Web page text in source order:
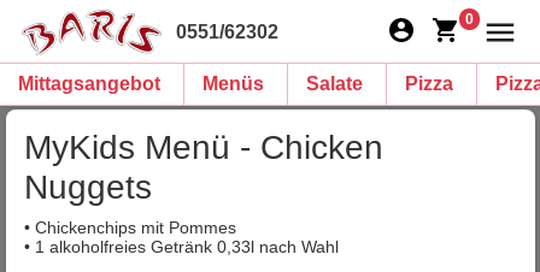
0551/62302
0
Mittagsangebot Menüs Salate Pizza
MyKids Menü - Chicken
Nuggets
• Chickenchips mit Pommes
• 1 alkoholfreies Getränk 0,33l nach Wahl